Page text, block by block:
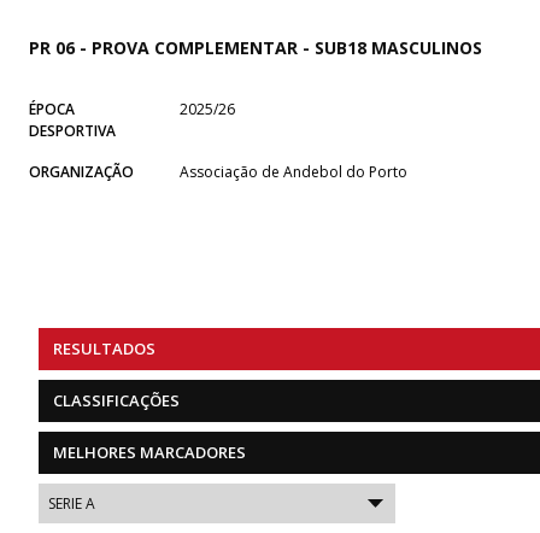
PR 06 - PROVA COMPLEMENTAR - SUB18 MASCULINOS
ÉPOCA
DESPORTIVA
2025/26
ORGANIZAÇÃO Associação de Andebol do Porto
RESULTADOS
CLASSIFICAÇÕES
MELHORES MARCADORES